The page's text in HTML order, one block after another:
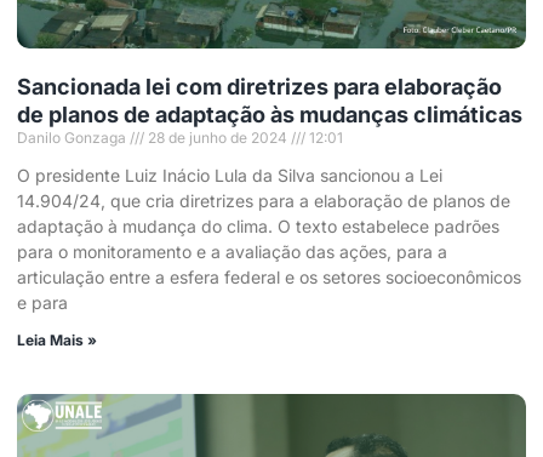
Sancionada lei com diretrizes para elaboração
de planos de adaptação às mudanças climáticas
Danilo Gonzaga 28 de junho de 2024 12:01
O presidente Luiz Inácio Lula da Silva sancionou a Lei
14.904/24, que cria diretrizes para a elaboração de planos de
adaptação à mudança do clima. O texto estabelece padrões
para o monitoramento e a avaliação das ações, para a
articulação entre a esfera federal e os setores socioeconômicos
e para
Leia Mais »